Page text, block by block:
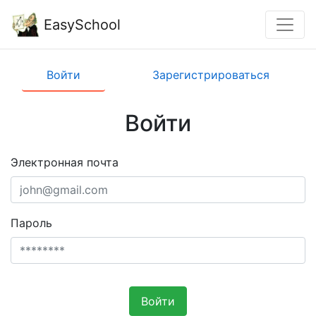
EasySchool
Войти Зарегистрироваться
Войти
Электронная почта
Пароль